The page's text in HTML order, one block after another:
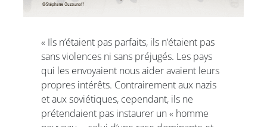
« Ils n’étaient pas parfaits, ils n’étaient pas
sans violences ni sans préjugés. Les pays
qui les envoyaient nous aider avaient leurs
propres intérêts. Contrairement aux nazis
et aux soviétiques, cependant, ils ne
prétendaient pas instaurer un « homme